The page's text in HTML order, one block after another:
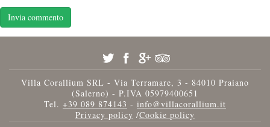
Villa Corallium SRL - Via Terramare, 3 - 84010 Praiano
(Salerno) - P.IVA 05979400651
Tel. +39 089 874143 - info@villacorallium.it
Privacy policy /Cookie policy